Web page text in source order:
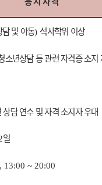
담 및 아동) 석사학위 이상
소년상담 등 관련 자격증 소지
상담 연수 및 자격 소지자 우대
일
, 13:00 ~ 20:00